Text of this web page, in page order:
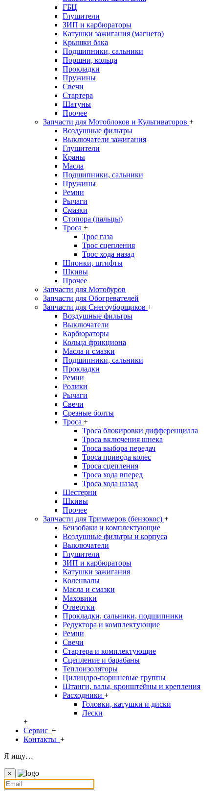
ГБЦ
Глушители
ЗИП и карбюраторы
Катушки зажигания (магнето)
Крышки бака
Подшипники, сальники
Поршни, кольца
Прокладки
Пружины
Свечи
Стартера
Шатуны
Прочее
Запчасти для Мотоблоков и Культиваторов +
Воздушные фильтры
Выключатели зажигания
Глушители
Краны
Масла
Подшипники, сальники
Пружины
Ремни
Рычаги
Смазки
Стопора (пальцы)
Троса +
Трос газа
Трос сцепления
Трос хода назад
Шпонки, штифты
Шкивы
Прочее
Запчасти для Мотобуров
Запчасти для Обогревателей
Запчасти для Снегоуборщиков +
Воздушные фильтры
Выключатели
Карбюраторы
Кольца фрикциона
Масла и смазки
Подшипники, сальники
Прокладки
Ремни
Ролики
Рычаги
Свечи
Срезные болты
Троса +
Троса блокировки дифференциала
Троса включения шнека
Троса выбора передач
Троса привода колес
Троса сцепления
Троса хода вперед
Троса хода назад
Шестерни
Шкивы
Прочее
Запчасти для Триммеров (бензокос) +
Бензобаки и комплектующие
Воздушные фильтры и корпуса
Выключатели
Глушители
ЗИП и карбюраторы
Катушки зажигания
Коленвалы
Масла и смазки
Маховики
Отвертки
Прокладки, сальники, подшипники
Редуктора и комплектующие
Ремни
Свечи
Стартера и комплектующие
Сцепление и барабаны
Теплоизоляторы
Цилиндро-поршневые группы
Штанги, валы, кронштейны и крепления
Расходники +
Головки, катушки и диски
Лески
+
Сервис +
Контакты +
Я ищу…
×